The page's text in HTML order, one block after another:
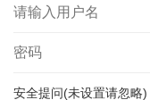
安全提问(未设置请忽略)